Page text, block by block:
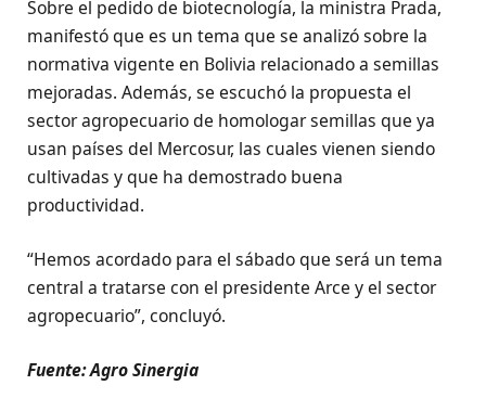
Sobre el pedido de biotecnología, la ministra Prada,
manifestó que es un tema que se analizó sobre la
normativa vigente en Bolivia relacionado a semillas
mejoradas. Además, se escuchó la propuesta el
sector agropecuario de homologar semillas que ya
usan países del Mercosur, las cuales vienen siendo
cultivadas y que ha demostrado buena
productividad.
“Hemos acordado para el sábado que será un tema
central a tratarse con el presidente Arce y el sector
agropecuario”, concluyó.
Fuente: Agro Sinergia